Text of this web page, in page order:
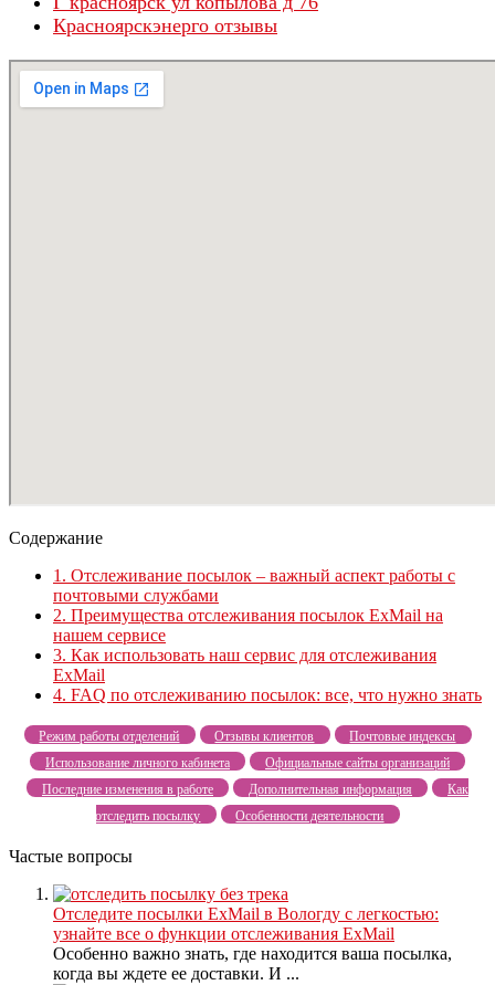
Красноярскэнерго отзывы
Содержание
1. Отслеживание посылок – важный аспект работы с
почтовыми службами
2. Преимущества отслеживания посылок ExMail на
нашем сервисе
3. Как использовать наш сервис для отслеживания
ExMail
4. FAQ по отслеживанию посылок: все, что нужно знать
Режим работы отделений Отзывы клиентов
Почтовые индексы
Использование личного кабинета
Официальные сайты организаций
Последние изменения в работе
Дополнительная информация
Как
отследить посылку
Особенности деятельности
Частые вопросы
Отследите посылки ExMail в Вологду с легкостью:
узнайте все о функции отслеживания ExMail
Особенно важно знать, где находится ваша посылка,
когда вы ждете ее доставки. И ...